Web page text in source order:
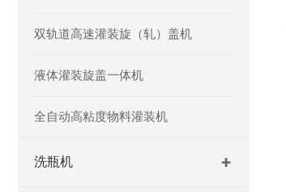
双轨道高速灌装旋（轧）盖机
液体灌装旋盖一体机
全自动高粘度物料灌装机
洗瓶机